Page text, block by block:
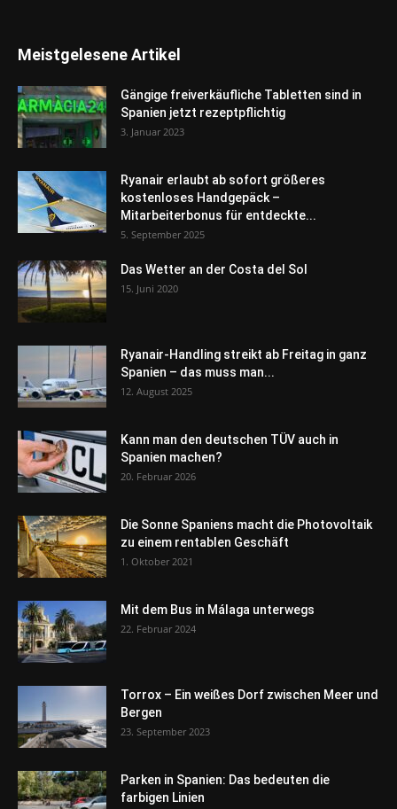
Meistgelesene Artikel
Gängige freiverkäufliche Tabletten sind in
Spanien jetzt rezeptpflichtig
3. Januar 2023
Ryanair erlaubt ab sofort größeres
kostenloses Handgepäck –
Mitarbeiterbonus für entdeckte...
5. September 2025
Das Wetter an der Costa del Sol
15. Juni 2020
Ryanair-Handling streikt ab Freitag in ganz
Spanien – das muss man...
12. August 2025
Kann man den deutschen TÜV auch in
Spanien machen?
20. Februar 2026
Die Sonne Spaniens macht die Photovoltaik
zu einem rentablen Geschäft
1. Oktober 2021
Mit dem Bus in Málaga unterwegs
22. Februar 2024
Torrox – Ein weißes Dorf zwischen Meer und
Bergen
23. September 2023
Parken in Spanien: Das bedeuten die
farbigen Linien